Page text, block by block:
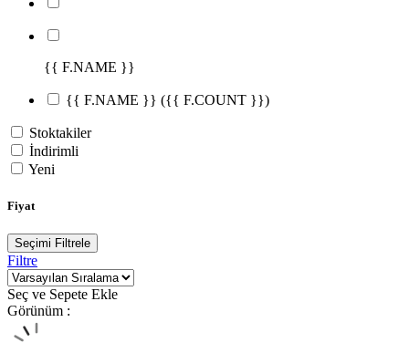
{{ F.NAME }}
{{ F.NAME }} ({{ F.COUNT }})
Stoktakiler
İndirimli
Yeni
Fiyat
Seçimi Filtrele
Filtre
Seç ve Sepete Ekle
Görünüm :